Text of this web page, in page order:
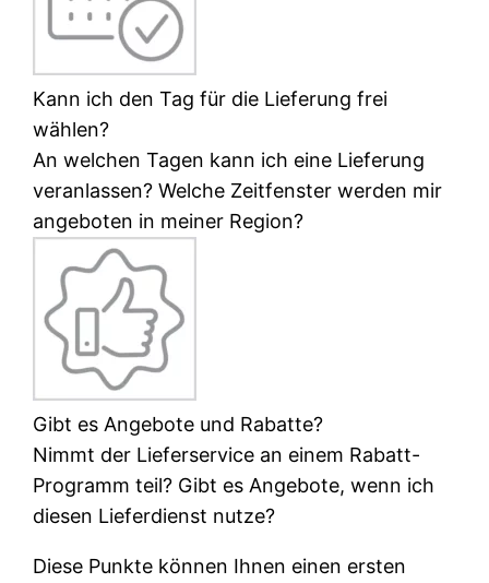
Kann ich den Tag für die Lieferung frei
wählen?
An welchen Tagen kann ich eine Lieferung
veranlassen? Welche Zeitfenster werden mir
angeboten in meiner Region?
Gibt es Angebote und Rabatte?
Nimmt der Lieferservice an einem Rabatt-
Programm teil? Gibt es Angebote, wenn ich
diesen Lieferdienst nutze?
Diese Punkte können Ihnen einen ersten